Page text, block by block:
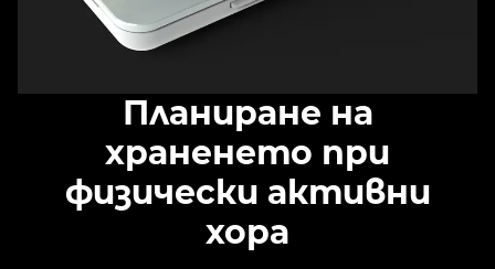
Планиране на
храненето при
физически активни
хора